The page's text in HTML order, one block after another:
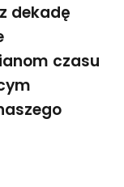
dekadę
czasu